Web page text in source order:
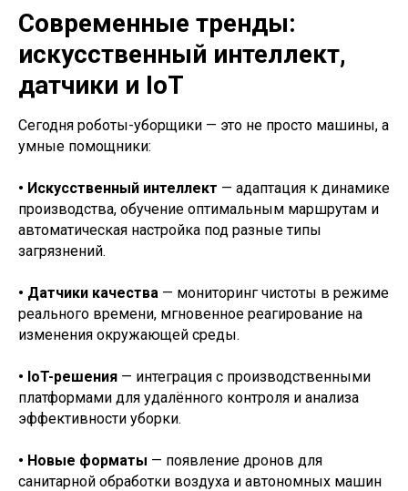
Современные тренды:
искусственный интеллект,
датчики и IoT
Сегодня роботы-уборщики — это не просто машины, а
умные помощники:
• Искусственный интеллект — адаптация к динамике
производства, обучение оптимальным маршрутам и
автоматическая настройка под разные типы
загрязнений.
• Датчики качества — мониторинг чистоты в режиме
реального времени, мгновенное реагирование на
изменения окружающей среды.
• IoT-решения — интеграция с производственными
платформами для удалённого контроля и анализа
эффективности уборки.
• Новые форматы — появление дронов для
санитарной обработки воздуха и автономных машин